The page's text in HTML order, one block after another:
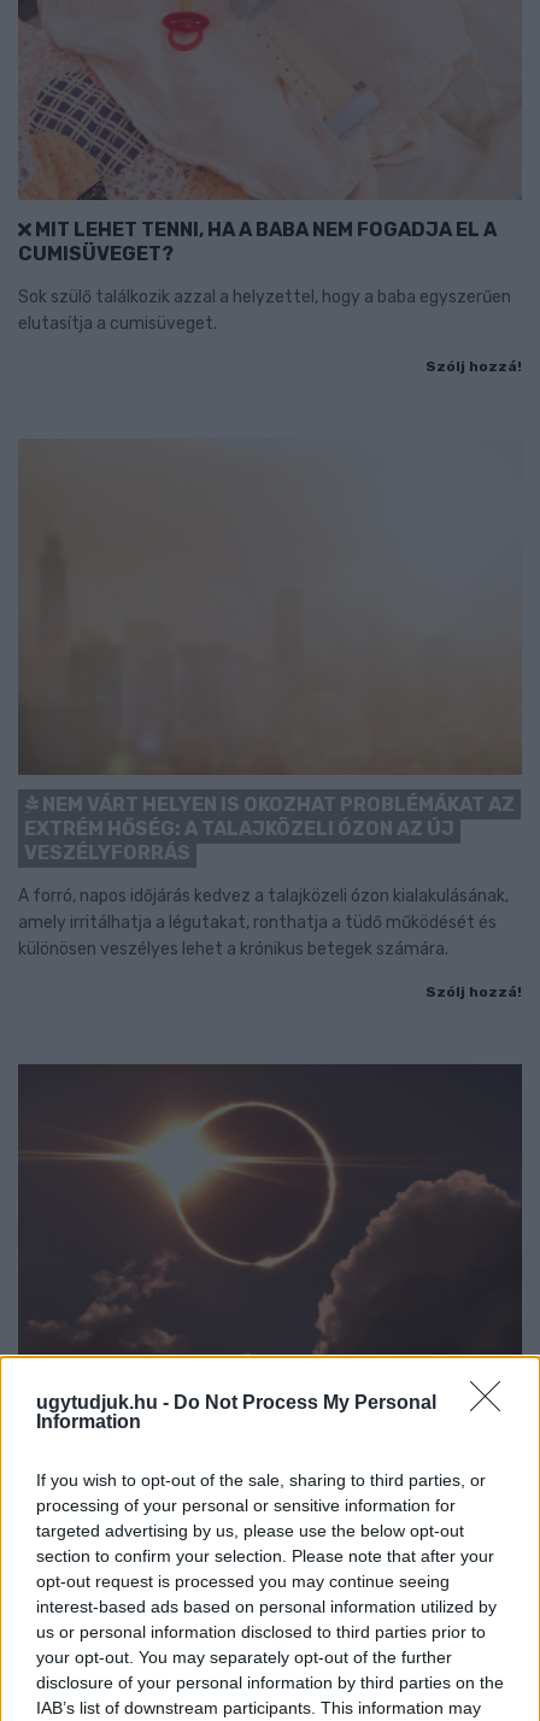
ugytudjuk.hu - Do Not Process My Personal
Information
If you wish to opt-out of the sale, sharing to third parties, or
processing of your personal or sensitive information for
targeted advertising by us, please use the below opt-out
section to confirm your selection. Please note that after your
opt-out request is processed you may continue seeing
interest-based ads based on personal information utilized by
us or personal information disclosed to third parties prior to
your opt-out. You may separately opt-out of the further
disclosure of your personal information by third parties on the
IAB’s list of downstream participants. This information may
MIT LEHET TENNI, HA A BABA NEM FOGADJA EL A
CUMISÜVEGET?
Sok szülő találkozik azzal a helyzettel, hogy a baba egyszerűen
elutasítja a cumisüveget.
Szólj hozzá!
NEM VÁRT HELYEN IS OKOZHAT PROBLÉMÁKAT AZ
EXTRÉM HŐSÉG: A TALAJKÖZELI ÓZON AZ ÚJ
VESZÉLYFORRÁS
A forró, napos időjárás kedvez a talajközeli ózon kialakulásának,
amely irritálhatja a légutakat, ronthatja a tüdő működését és
különösen veszélyes lehet a krónikus betegek számára.
Szólj hozzá!
CSILLAGOK, HULLÓCSILLAGOK ÉS
PROGRAMOK JÖNNEK GYŐRBEN ÉS NYÚLON
Három estén is az égbolt kerül a középpontba: távcsöves
megfigyelések, zenés installációk és lézeres csillagtúrák mellett
augusztus 12-én egy látványos részleges napfogyatkozást is
megfigyelhetnek az érdeklődők.
Szólj hozzá!